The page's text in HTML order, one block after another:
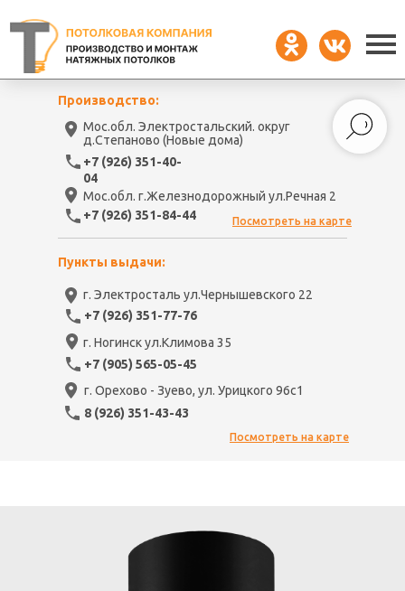
г. Ногинск ул.Климова 35
+7 (905) 565-05-45
г. Орехово - Зуево, ул. Урицкого 96с1
8 (926) 351-43-43
Мос.обл. Электростальский. округ
д.Степаново (Новые дома)
г. Электросталь ул.Чернышевского 22
Мос.обл. г.Железнодорожный ул.Речная 2
Производство:
Пункты выдачи:
+7 (926) 351-40-
04
+7 (926) 351-84-44
+7 (926) 351-77-76
Посмотреть на карте
Посмотреть на карте